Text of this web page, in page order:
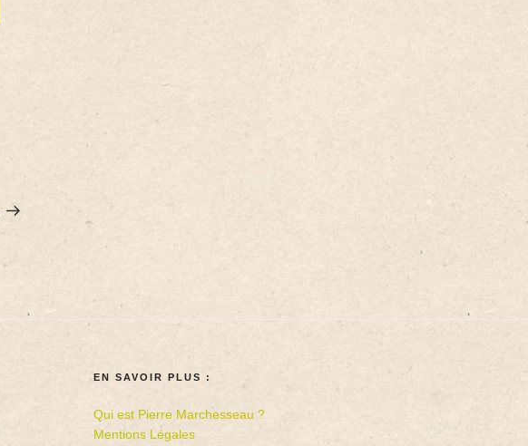
EN SAVOIR PLUS :
Qui est Pierre Marchesseau ?
Mentions Légales